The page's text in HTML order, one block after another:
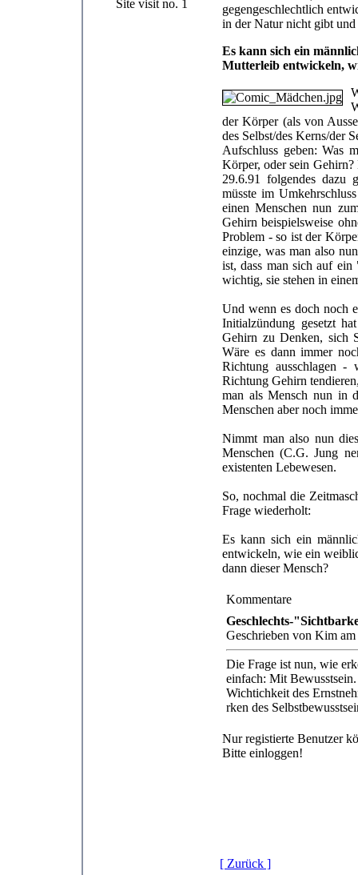
Site visit no. 1
gegengeschlechtlich
in der Natur nicht gibt und
Es kann sich ein
Mutterleib entwickeln,
der Körper (als von
des Selbst/des Kerns/der
Aufschluss geben: Was
Körper, oder sein
29.6.91 folgendes dazu
müsste im
einen Menschen nun
Gehirn beispielsweise
Problem - so ist der
einzige, was man also
ist, dass man sich auf
wichtig, sie stehen in
Und wenn es doch noch
Initialzündung gesetzt
Gehirn zu Denken, sich
Wäre es dann immer
Richtung ausschlagen
Richtung Gehirn
man als Mensch nun in
Menschen aber noch
Nimmt man also nun
Menschen (C.G. Jung
existenten Lebewesen.
So, nochmal die
Frage wiederholt:
Es kann sich ein
entwickeln, wie ein
dann dieser Mensch?
Kommentare
Geschlechts-
Geschrieben von Kim
Die Frage ist nun, wie
einfach: Mit
Wichtichkeit des
rken des
Nur registierte Benutzer
Bitte einloggen!
[ Zurück ]